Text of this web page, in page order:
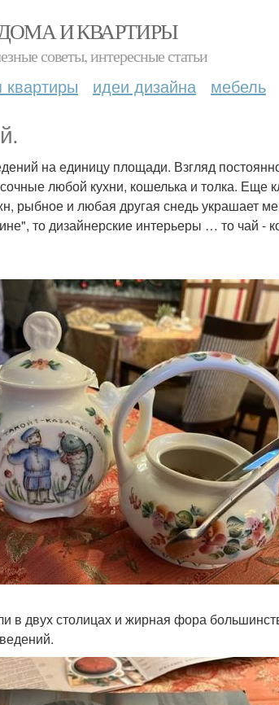
И КВАРТИРЫ
советы, интересные статьи
квартиры идеи дизайна мебель
на единицу площади. Взгляд
любой кухни, кошелька и толка. Еще
рыбное и любая другая снедь украшает
то дизайнерские интерьеры … то чай -
в двух столицах и жирная фора